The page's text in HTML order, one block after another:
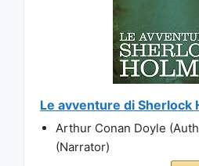
Le avventure di Sherlock
Arthur Conan Doyle
(Narrator)